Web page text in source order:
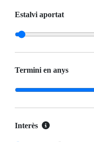
Estalvi aportat
Termini en anys
Interès